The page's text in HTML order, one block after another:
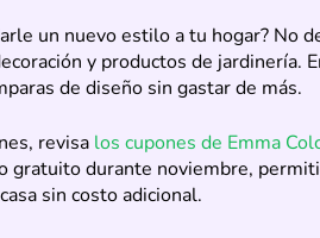
un nuevo estilo a tu hogar? No
y productos de jardinería.
de diseño sin gastar de más.
revisa los cupones de Emma
gratuito durante noviembre,
sin costo adicional.